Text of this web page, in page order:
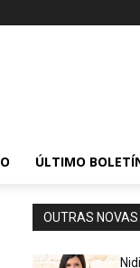
ÚLTIMO
OUTRAS NOVAS